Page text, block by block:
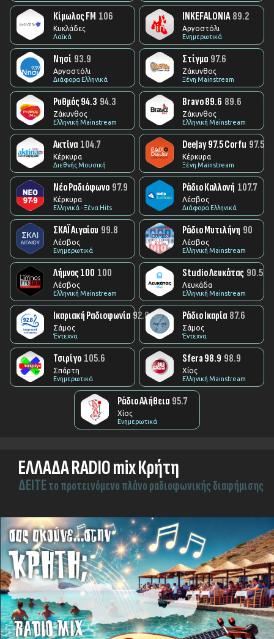
Κίμωλος FM 106
Κυκλάδες
Λαϊκά
INKEFALONIA 89.2
Αργοστόλι
Ενημερωτικά
Νησί 93.9
Αργοστόλι
Διάφορα Ελληνικά
Στίγμα 97.6
Ζάκυνθος
Ξένη Mainstream
Ρυθμός 94.3 94.3
Ζάκυνθος
Ελληνική Mainstream
Bravo 89.6 89.6
Ζάκυνθος
Ελληνική Mainstream
Ακτίνα 104.7
Κέρκυρα
Διεθνής Μουσική
DeeJay 97.5 Corfu 97.5
Κέρκυρα
Ξένη Mainstream
Νέο Ραδιόφωνο 97.9
Κέρκυρα
Ελληνικά - Ξένα Hits
Ράδιο Καλλονή 107.7
Λέσβος
Διάφορα Ελληνικά
ΣΚΑΪ Αιγαίου 99.8
Λέσβος
Ενημερωτικά
Ράδιο Μυτιλήνη 90
Λέσβος
Ελληνική Mainstream
Λήμνος 100 100
Λέσβος
Ελληνική Mainstream
Studio Λευκάτας 90.5
Λευκάδα
Ελληνική Mainstream
Ικαριακή Ραδιοφωνία 92.8
Σάμος
Έντεχνα
Ράδιο Ικαρία 87.6
Σάμος
Έντεχνα
Τσιρίγο 105.6
Σπάρτη
Ενημερωτικά
Sfera 98.9 98.9
Χίος
Ελληνική Mainstream
Ράδιο Αλήθεια 95.7
Χίος
Ενημερωτικά
ΕΛΛΑΔΑ RADIO mix Κρήτη
ΔEITEτο προτεινόμενο πλάνο ραδιοφωνικής διαφήμισης